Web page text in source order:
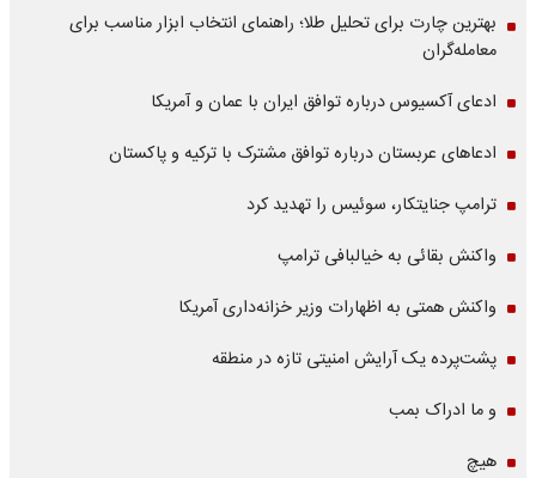
بهترین چارت برای تحلیل طلا؛ راهنمای انتخاب ابزار مناسب برای
معامله‌گران
ادعای آکسیوس درباره توافق ایران با عمان و آمریکا
ادعاهای عربستان درباره توافق مشترک با ترکیه و پاکستان
ترامپ جنایتکار، سوئیس را تهدید کرد
واکنش بقائی به خیالبافی ترامپ
واکنش همتی به اظهارات وزیر خزانه‌داری آمریکا
پشت‌پرده یک آرایش امنیتی تازه در منطقه
و ما ادراک بمب
هیچ